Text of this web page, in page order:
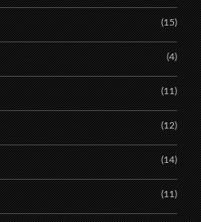
(15)
(4)
(11)
(12)
(14)
(11)